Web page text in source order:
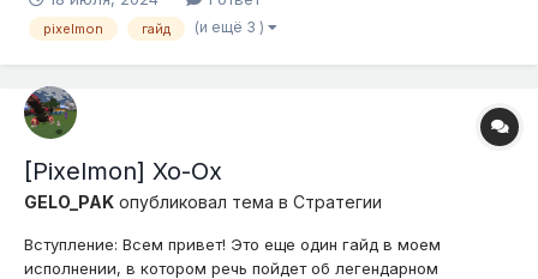
самого интересного и полезного - нет. Горю желанием
написать руководство, касательно EVs Соков (Да-да, такие
pixelmon гайд (и ещё 3 )
[Pixelmon] Хо-Ох
GELO_PAK опубликовал тема в Стратегии
Вступление: Всем привет! Это еще один гайд в моем
исполнении, в котором речь пойдет об легендарном